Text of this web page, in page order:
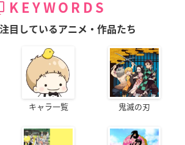
KEYWORDS
目しているアニメ・作品たち
キャラ一覧 鬼滅の刃